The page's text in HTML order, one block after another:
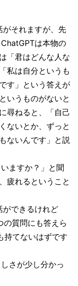
それますが、先
は本物の
「君はどんな人な
私は自分というも
す」という答えが
いうものがないと
尋ねると、「自己
ないとか、ずっと
ないんです」と説
ますか？」と聞
疲れるということ
できるけれど
の質問にも答えら
持てないはずです
さが少し分かっ